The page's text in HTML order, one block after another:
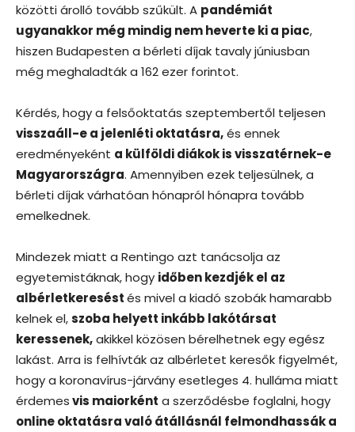
közötti árolló tovább szűkült. A pandémiát
ugyanakkor még mindig nem heverte ki a piac,
hiszen Budapesten a bérleti díjak tavaly júniusban
még meghaladták a 162 ezer forintot.
Kérdés, hogy a felsőoktatás szeptembertől teljesen
visszaáll-e a jelenléti oktatásra,és ennek
eredményeként a külföldi diákok is visszatérnek-e
Magyarországra. Amennyiben ezek teljesülnek, a
bérleti díjak várhatóan hónapról hónapra tovább
emelkednek.
Mindezek miatt a Rentingo azt tanácsolja az
egyetemistáknak, hogy időben kezdjék el az
albérletkereséstés mivel a kiadó szobák hamarabb
kelnek el,szoba helyett inkább lakótársat
keressenek,akikkel közösen bérelhetnek egy egész
lakást. Arra is felhívták az albérletet keresők figyelmét,
hogy a koronavírus-járvány esetleges 4. hulláma miatt
érdemesvis maiorként a szerződésbe foglalni, hogy
online oktatásra való átállásnál felmondhassák a